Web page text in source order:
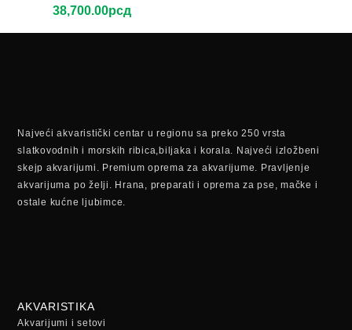
38,700.00рсд
Najveći akvaristički centar u regionu sa preko 250 vrsta
slatkovodnih i morskih ribica,biljaka i korala. Najveći izložbeni
skejp akvarijumi. Premium oprema za akvarijume. Pravljenje
akvarijuma po želji. Hrana, preparati i oprema za pse, mačke i
ostale kućne ljubimce.
AKVARISTIKA
Akvarijumi i setovi